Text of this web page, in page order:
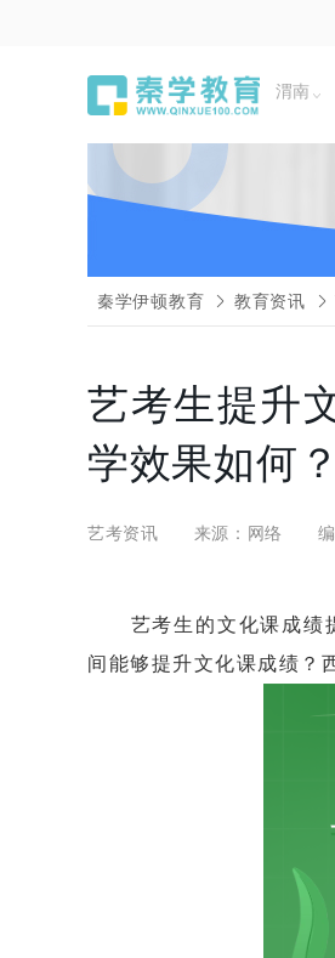
渭南
秦学伊顿教育 教育资讯
艺考生提升
学效果如何？
艺考资讯 来源：网络
艺考生的文化课成绩提
间能够提升文化课成绩？